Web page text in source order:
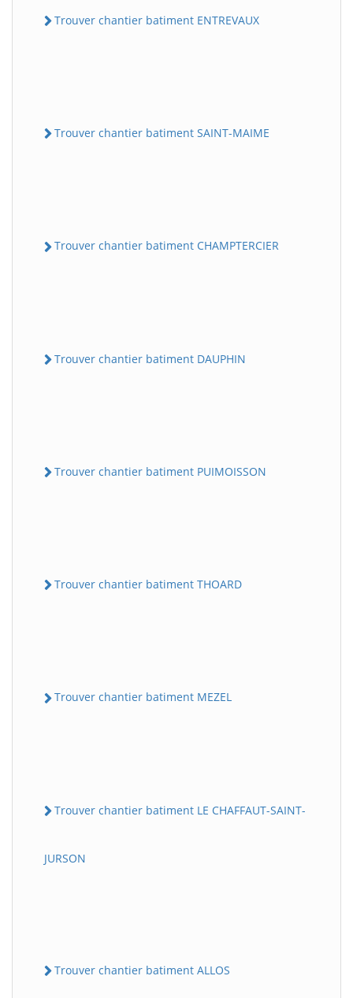
Trouver chantier batiment ENTREVAUX
Trouver chantier batiment SAINT-MAIME
Trouver chantier batiment CHAMPTERCIER
Trouver chantier batiment DAUPHIN
Trouver chantier batiment PUIMOISSON
Trouver chantier batiment THOARD
Trouver chantier batiment MEZEL
Trouver chantier batiment LE CHAFFAUT-SAINT-
JURSON
Trouver chantier batiment ALLOS